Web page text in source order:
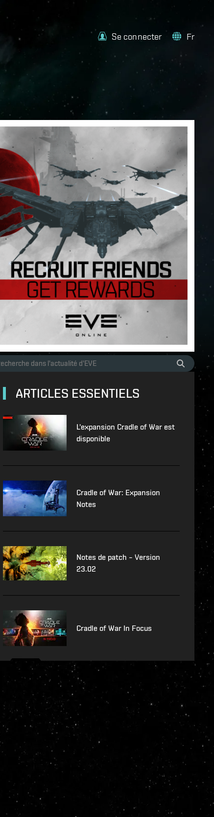
Se connecter Fr
ARTICLES ESSENTIELS
L'expansion Cradle of War est
disponible
Cradle of War: Expansion
Notes
Notes de patch – Version
23.02
Cradle of War In Focus